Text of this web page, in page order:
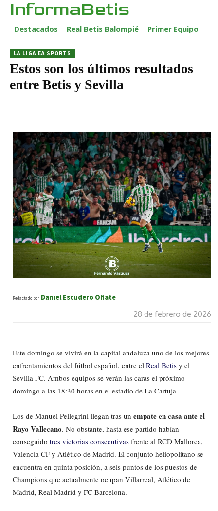
InformaBetis
Destacados Real Betis Balompié Primer Equipo
LA LIGA EA SPORTS
Estos son los últimos resultados
entre Betis y Sevilla
Redactado por Daniel Escudero Oñate
28 de febrero de 2026
Este domingo se vivirá en la capital andaluza uno de los mejores
enfrentamientos del fútbol español, entre el Real Betis y el
Sevilla FC. Ambos equipos se verán las caras el próximo
domingo a las 18:30 horas en el estadio de La Cartuja.
Los de Manuel Pellegrini llegan tras un empate en casa ante el
Rayo Vallecano. No obstante, hasta ese partido habían
conseguido tres victorias consecutivas frente al RCD Mallorca,
Valencia CF y Atlético de Madrid. El conjunto heliopolitano se
encuentra en quinta posición, a seis puntos de los puestos de
Champions que actualmente ocupan Villarreal, Atlético de
Madrid, Real Madrid y FC Barcelona.